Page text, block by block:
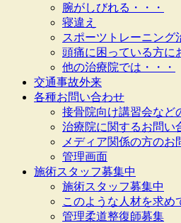
腕がしびれる・・・
寝違え
スポーツトレーニング
頭痛に困っている方に
他の治療院では・・・
交通事故外来
各種お問い合わせ
接骨院向け講習会など
治療院に関するお問い
メディア関係の方のお
管理画面
施術スタッフ募集中
施術スタッフ募集中
このような人材を求め
管理柔道整復師募集